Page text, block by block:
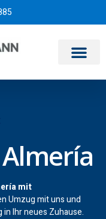
mit
Umzug mit uns und
Ihr neues Zuhause.